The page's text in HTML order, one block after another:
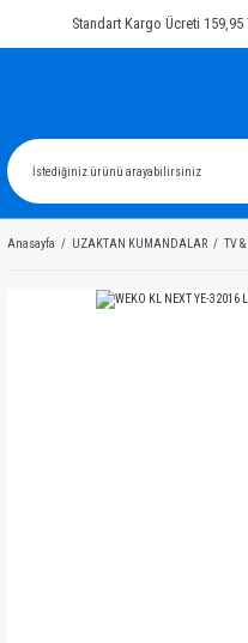
Standart Kargo Ücreti
Anasayfa UZAKTAN KUMANDALAR TV